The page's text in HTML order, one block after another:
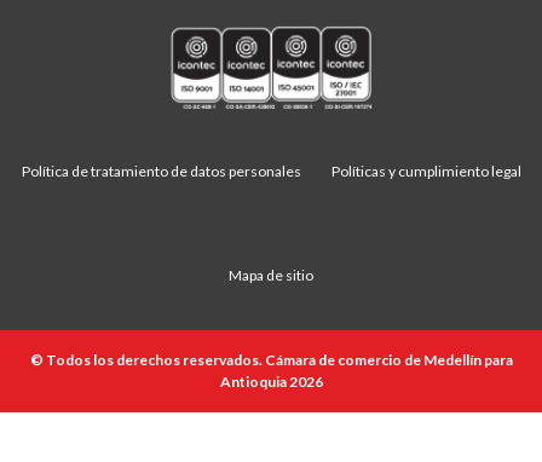
Política de tratamiento de datos personales Políticas y cumplimiento legal
Mapa de sitio
© Todos los derechos reservados. Cámara de comercio de Medellín para
Antioquia 2026